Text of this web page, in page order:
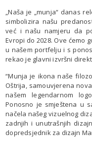
„Naša je „munja“ danas
simbolizira našu
već i našu namjeru da
Evropi do 2028. Ove ćemo
u našem portfelju i s
rekao je glavni izvršni
“Munja je ikona naše
Oštrija, samouvjerena
našem legendarnom
Ponosno je smještena u
načela našeg vizuelnog
zadnjih i unutrašnjih
dopredsjednik za dizajn